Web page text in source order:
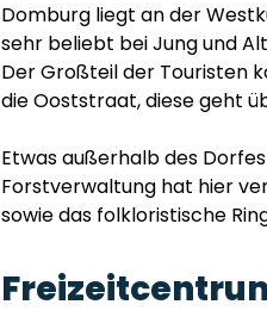
Domburg liegt an der
sehr beliebt bei Jung und
Der Großteil der Touristen
die Ooststraat, diese geht
Etwas außerhalb des
Forstverwaltung hat hier
sowie das folkloristische